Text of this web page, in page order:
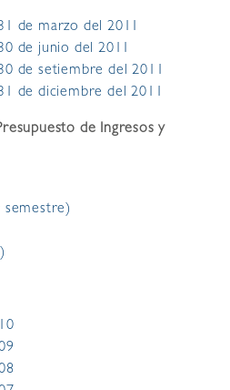
de marzo del 2011
de junio del 2011
de setiembre del 2011
de diciembre del 2011
de Ingresos y
semestre)